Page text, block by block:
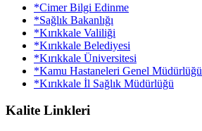
*Cimer Bilgi Edinme
*Sağlık Bakanlığı
*Kırıkkale Valiliği
*Kırıkkale Belediyesi
*Kırıkkale Üniversitesi
*Kamu Hastaneleri Genel Müdürlüğü
*Kırıkkale İl Sağlık Müdürlüğü
Kalite Linkleri